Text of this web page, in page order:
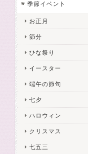
季節イベント
お正月
節分
ひな祭り
イースター
端午の節句
七夕
ハロウィン
クリスマス
七五三